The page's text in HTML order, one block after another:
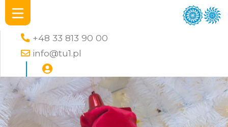
+48 33 813 90 00
info@tu1.pl